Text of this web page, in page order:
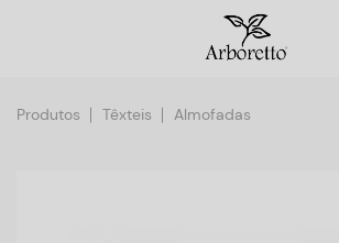
Produtos Têxteis Almofadas